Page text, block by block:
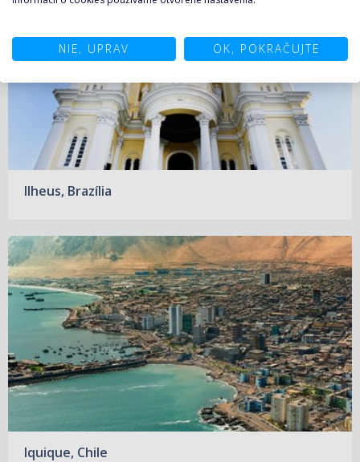
Ilheus, Brazília
Iquique, Chile
NIE, UPRAV OK, POKRAČUJTE